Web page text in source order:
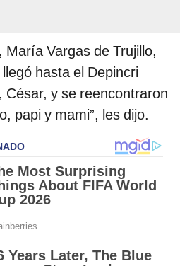
María Vargas de Trujillo,
hasta el Depincri
César, y se reencontraron
papi y mami”, les dijo.